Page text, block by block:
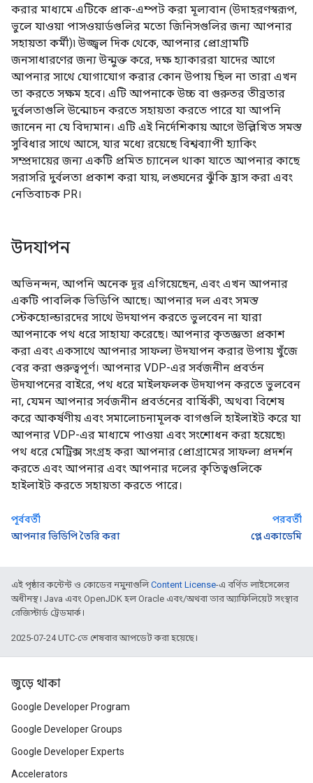
করার মাধ্যমে এটিকে প্রাক-এম্পট করা মূল্যবান (উদাহরণস্বরূপ,
ভুলে যাওয়া পাসওয়ার্ডগুলির মতো জিনিসগুলির জন্য আপনার
সহায়তা কর্মী)৷ উজ্জ্বল দিক থেকে, আপনার প্রোগ্রামটি
জনসাধারণের জন্য উন্মুক্ত করে, দক্ষ হ্যাকাররা যাদের আগে
আপনার সাথে যোগাযোগ করার কোন উপায় ছিল না তারা এখন
তা করতে সক্ষম হবে। এটি আপনাকে উচ্চ বা গুরুতর তীব্রতার
দুর্বলতাগুলি উন্মোচন করতে সহায়তা করতে পারে যা আপনি
জানেন না যে বিদ্যমান। এটি এই নির্দেশিকায় আগে উল্লিখিত সমস্ত
সুবিধার সাথে আসে, যার মধ্যে রয়েছে বিশ্বব্যাপী হ্যাকিং
সম্প্রদায়ের জন্য একটি প্রমিত চ্যানেল থাকা যাতে আপনার কাছে
সরাসরি দুর্বলতা প্রকাশ করা যায়, লঙ্ঘনের ঝুঁকি হ্রাস করা এবং
নেতিবাচক PR।
উদযাপন
অভিনন্দন, আপনি অনেক দূর এগিয়েছেন, এবং এখন আপনার
একটি পাবলিক ভিডিপি আছে। আপনার দল এবং সমস্ত
স্টেকহোল্ডারদের সাথে উদযাপন করতে ভুলবেন না যারা
আপনাকে পথ ধরে সাহায্য করেছে। আপনার কৃতজ্ঞতা প্রকাশ
করা এবং একসাথে আপনার সাফল্য উদযাপন করার উপায় খুঁজে
বের করা গুরুত্বপূর্ণ। আপনার VDP-এর সর্বজনীন প্রবর্তন
উদযাপনের বাইরে, পথ ধরে মাইলফলক উদযাপন করতে ভুলবেন
না, যেমন আপনার সর্বজনীন প্রবর্তনের বার্ষিকী, অথবা বিশেষ
করে আকর্ষণীয় এবং সমালোচনামূলক বাগগুলি হাইলাইট করে যা
আপনার VDP-এর মাধ্যমে পাওয়া এবং সংশোধন করা হয়েছে৷
পথ ধরে মেট্রিক্স সংগ্রহ করা আপনার প্রোগ্রামের সাফল্য প্রদর্শন
করতে এবং আপনার এবং আপনার দলের কৃতিত্বগুলিকে
হাইলাইট করতে সহায়তা করতে পারে।
পূর্ববর্তী
আপনার ভিডিপি তৈরি করা
পরবর্তী
প্লে একাডেমি
এই পৃষ্ঠার কন্টেন্ট ও কোডের নমুনাগুলিContent License-এ বর্ণিত লাইসেন্সের
অধীনস্থ। Java এবং OpenJDK হল Oracle এবং/অথবা তার অ্যাফিলিয়েট সংস্থার
রেজিস্টার্ড ট্রেডমার্ক।
2025-07-24 UTC-তে শেষবার আপডেট করা হয়েছে।
জুড়ে থাকা
Google Developer Program
Google Developer Groups
Google Developer Experts
Accelerators